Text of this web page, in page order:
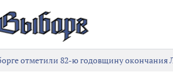
отметили 82-ю годовщину окончания